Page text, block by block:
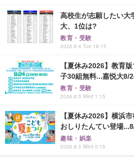
高校生が志願したい大
大、1位は?
教育・受験
2026.8.4 Tue 18:15
【夏休み2026】教育
子30組無料...嘉悦大8/
教育・受験
2026.8.5 Wed 1:15
【夏休み2026】横浜
おしりたんてい登場
趣味・娯楽
2026.8.5 Wed 0:15